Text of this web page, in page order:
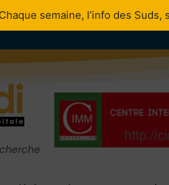
Chaque semaine, l’info des Suds,